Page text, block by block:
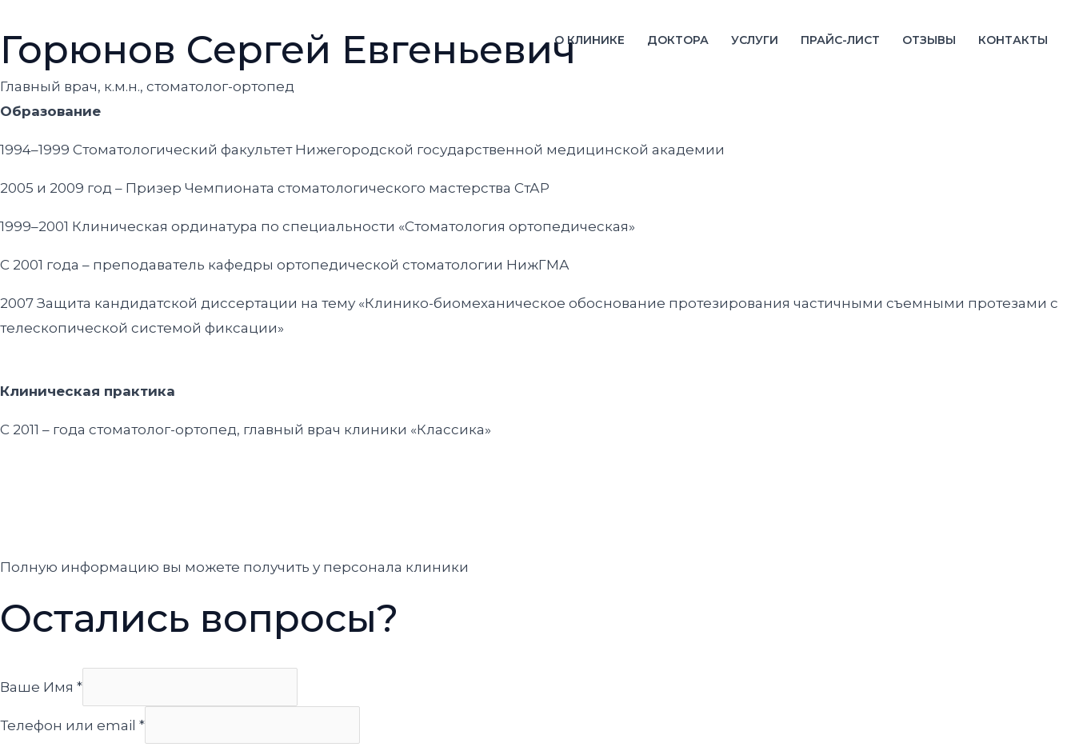
к
содержимому
О КЛИНИКЕ ДОКТОРА УСЛУГИ ПРАЙС-ЛИСТ ОТЗЫВЫ КОНТАКТЫ
Горюнов Сергей Евгеньевич
Главный врач, к.м.н., стоматолог-ортопед
Образование
1994–1999 Стоматологический факультет Нижегородской государственной медицинской академии
2005 и 2009 год – Призер Чемпионата стоматологического мастерства СтАР
1999–2001 Клиническая ординатура по специальности «Cтоматология ортопедическая»
C 2001 года – преподаватель кафедры ортопедической стоматологии НижГМА
2007 Защита кандидатской диссертации на тему «Клинико-биомеханическое обоснование протезирования частичными съемными протезами с
телескопической системой фиксации»
Клиническая практика
С 2011 – года стоматолог-ортопед, главный врач клиники «Классика»
Полную информацию вы можете получить у персонала клиники
Остались вопросы?
Ваше Имя *
Телефон или email *